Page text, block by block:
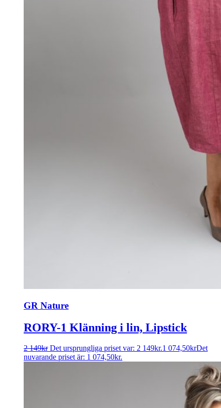
GR Nature
RORY-1 Klänning i lin, Lipstick
2 149kr Det ursprungliga priset var: 2 149kr.1 074,50krDet
nuvarande priset är: 1 074,50kr.